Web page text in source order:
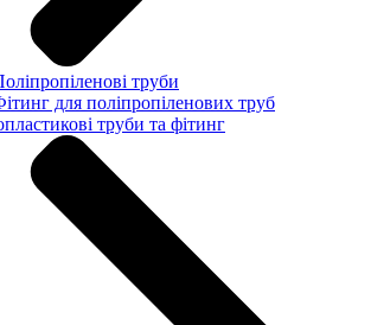
труби
для поліпропіленових труб
труби та фітинг